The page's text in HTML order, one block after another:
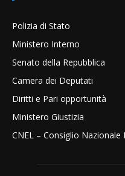
Polizia di Stato
Ministero Interno
Senato della Repubblica
Camera dei Deputati
Diritti e Pari opportunità
Ministero Giustizia
CNEL – Consiglio